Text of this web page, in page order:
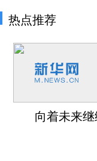
热点推荐
向着未来